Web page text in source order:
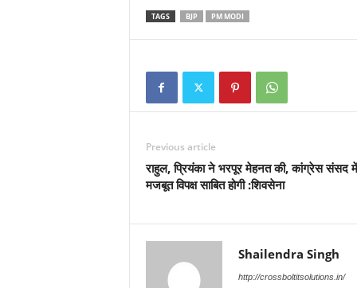
TAGS BJP PM MODI
Previous article
राहुल, प्रियंका ने भरपूर मेहनत की, कांग्रेस संसद में
मजबूत विपक्ष साबित होगी :शिवसेना
Shailendra Singh
http://crossboltitsolutions.in/